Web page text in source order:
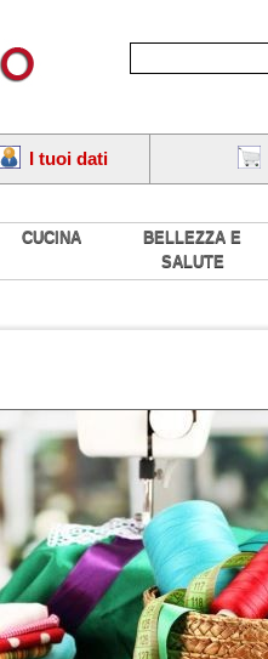
CUCINA
BELLEZZA E
SALUTE
I tuoi dati